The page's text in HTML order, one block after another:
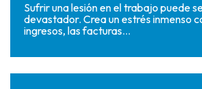
Sufrir una lesión en el trabajo puede
devastador. Crea un estrés inmenso
ingresos, las facturas...